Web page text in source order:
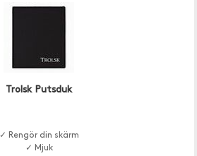
Trolsk Putsduk
✓ Rengör din skärm
✓ Mjuk